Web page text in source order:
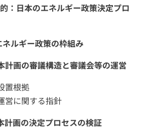
：日本のエネルギー政策決定プロ
ルギー政策の枠組み
計画の審議構造と審議会等の運営
置根拠
営に関する指針
計画の決定プロセスの検証